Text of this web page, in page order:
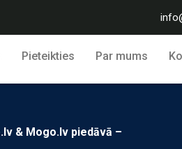
Pieteikties Par mums
& Mogo.lv piedāvā –